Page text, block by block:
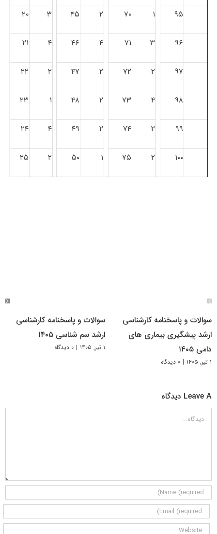
۹۵ ۱ ۷۰ ۲ ۴۵ ۳ ۲۰
۹۶ ۳ ۷۱ ۴ ۴۶ ۴ ۲۱
۹۷ ۲ ۷۲ ۲ ۴۷ ۲ ۲۲
۹۸ ۴ ۷۳ ۲ ۴۸ ۱ ۲۳
۹۹ ۲ ۷۴ ۲ ۴۹ ۴ ۲۴
۱۰۰ ۲ ۷۵ ۱ ۵۰ ۲ ۲۵
سوالات و پاسخنامه کارشناسی
ارشد پیشگیری بیماری های
دامی ۱۴۰۵
۱ تیر, ۱۴۰۵ | ۰ دیدگاه
سوالات و پاسخنامه کارشناسی
ارشد سم شناسی ۱۴۰۵
۱ تیر, ۱۴۰۵ | ۰ دیدگاه
Leave A دیدگاه
دیدگاه